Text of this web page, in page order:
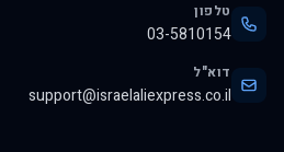
טלפון
03-5810154
דוא"ל
support@israelaliexpress.co.il